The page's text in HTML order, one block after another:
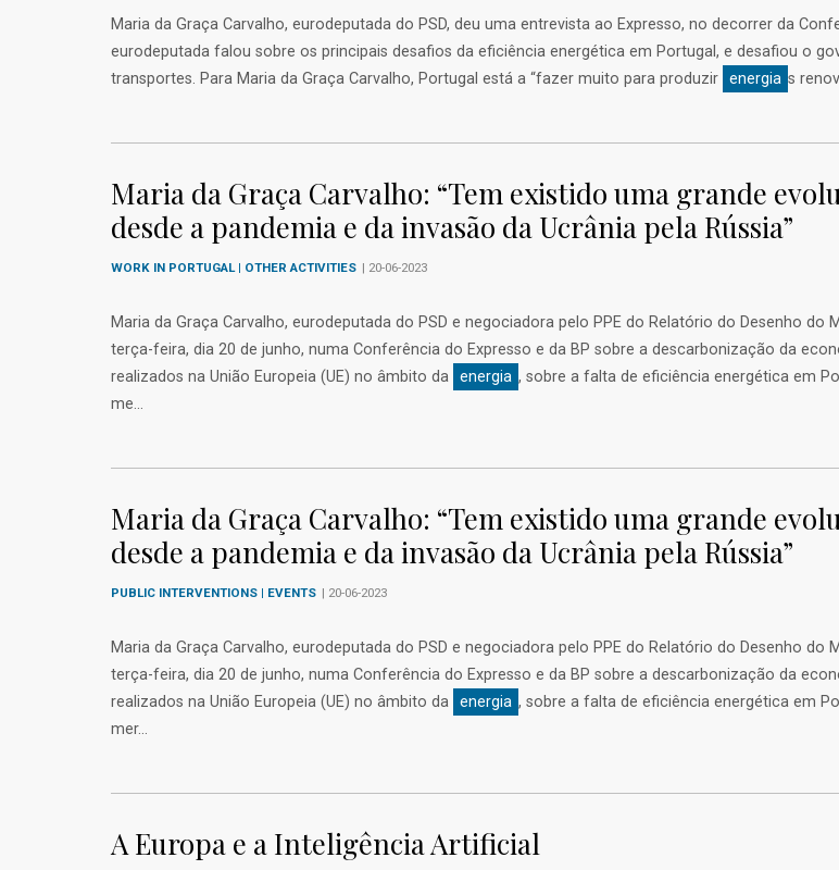
Maria da Graça Carvalho, eurodeputada do PSD, deu uma entrevista ao Expresso, no decorrer da
eurodeputada falou sobre os principais desafios da eficiência energética em Portugal, e desafiou o
transportes. Para Maria da Graça Carvalho, Portugal está a “fazer muito para produzir energia s
Maria da Graça Carvalho: “Tem existido uma grande
desde a pandemia e da invasão da Ucrânia pela Rússia”
WORK IN PORTUGAL | OTHER ACTIVITIES | 20-06-2023
Maria da Graça Carvalho, eurodeputada do PSD e negociadora pelo PPE do Relatório do Desenho do
terça-feira, dia 20 de junho, numa Conferência do Expresso e da BP sobre a descarbonização da
realizados na União Europeia (UE) no âmbito da energia , sobre a falta de eficiência energética em
me...
Maria da Graça Carvalho: “Tem existido uma grande
desde a pandemia e da invasão da Ucrânia pela Rússia”
PUBLIC INTERVENTIONS | EVENTS | 20-06-2023
Maria da Graça Carvalho, eurodeputada do PSD e negociadora pelo PPE do Relatório do Desenho do
terça-feira, dia 20 de junho, numa Conferência do Expresso e da BP sobre a descarbonização da
realizados na União Europeia (UE) no âmbito da energia , sobre a falta de eficiência energética em
mer...
A Europa e a Inteligência Artificial